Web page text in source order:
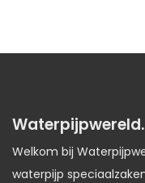
Welkom bij
waterpijp